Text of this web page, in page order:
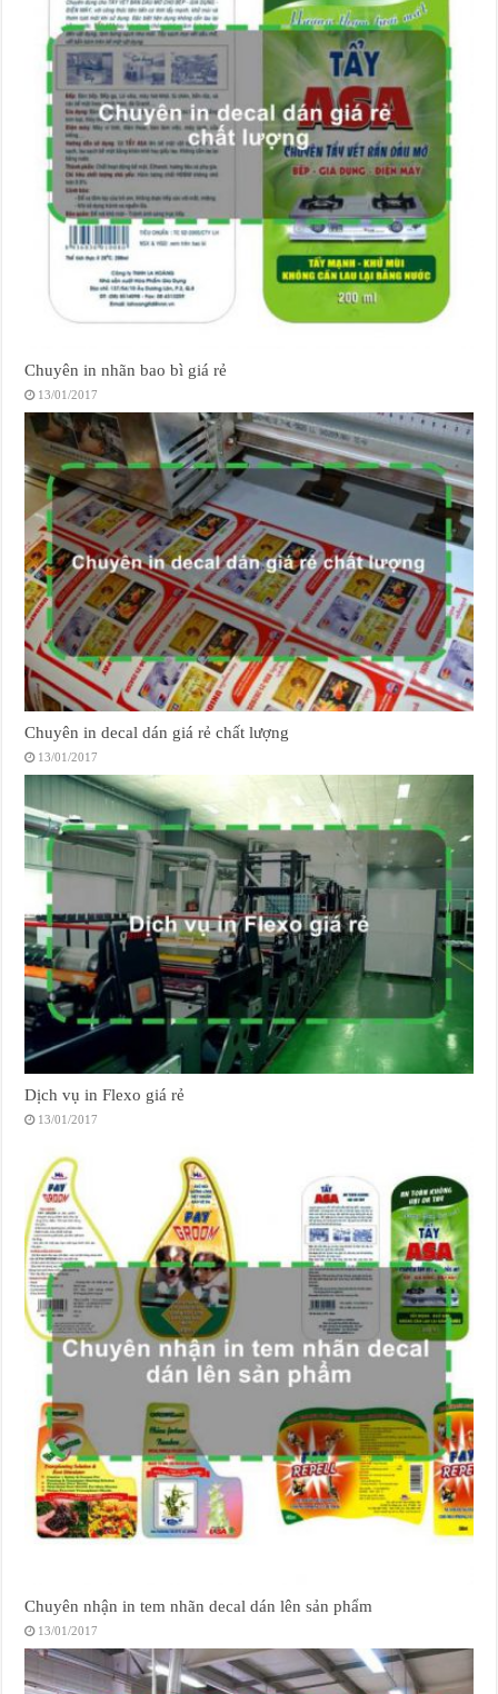
Chuyên in nhãn bao bì giá rẻ
13/01/2017
Chuyên in decal dán giá rẻ chất lượng
13/01/2017
Dịch vụ in Flexo giá rẻ
13/01/2017
Chuyên nhận in tem nhãn decal dán lên sản phẩm
13/01/2017